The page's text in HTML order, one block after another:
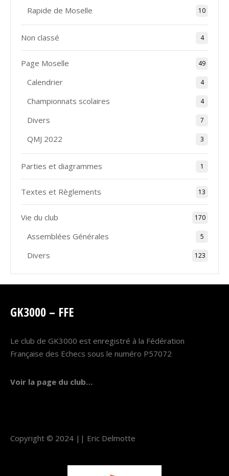
Rapide de Moselle 10
Non classé 4
Page Moselle 49
Calendrier 4
Championnats scolaires 4
Divers 7
QMJ 2022 3
Parties et diagrammes 1
Textes et Règlements 13
Vie du club 170
Assemblées Générales 5
Divers 123
GK3000 – FFE
Le club de GK3000 est enregistré à la Fédération
Française des Echecs sous le numéro P57072
Voir la page du club…
Copyright © 2024 || Eric Delmotte